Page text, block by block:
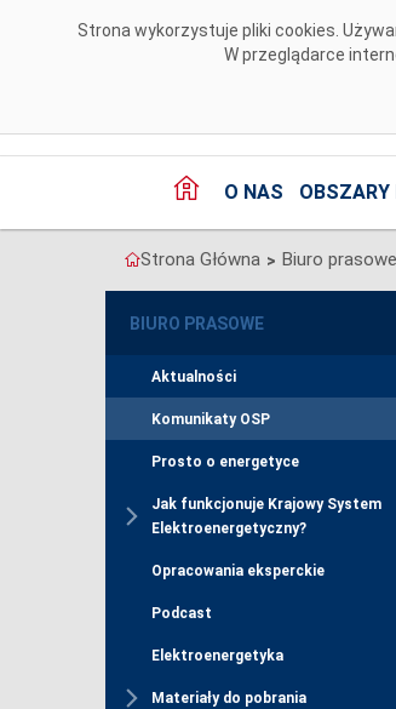
Strona wykorzystuje pliki cookies.
W przeglądarce
O NAS
Strona Główna > Biuro prasowe
BIURO PRASOWE
Aktualności
Komunikaty OSP
Prosto o energetyce
Jak funkcjonuje Krajowy System
Elektroenergetyczny?
Opracowania eksperckie
Podcast
Elektroenergetyka
Materiały do pobrania